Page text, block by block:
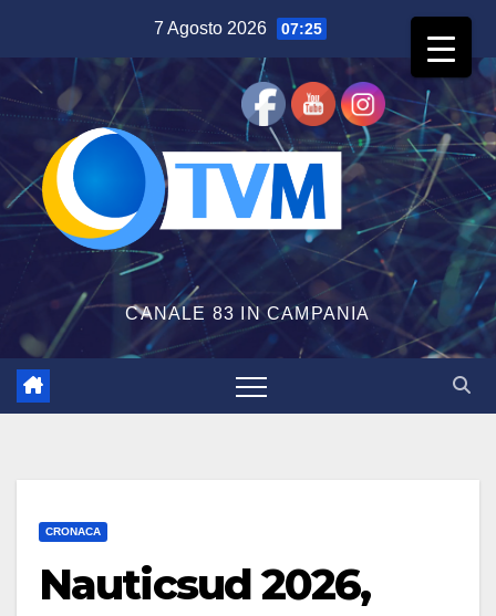
contenuto
7 Agosto 2026 07:25
CANALE 83 IN CAMPANIA
CRONACA
Nauticsud 2026,